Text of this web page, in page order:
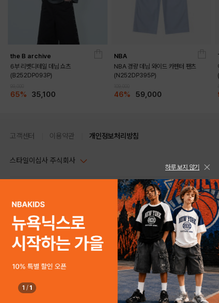
the B archive
6부 리벳디테일 데님 쇼츠
(B252DP093P)
65% 35,100
NBA
NBA 경량 데님 와이드 카펜터 팬츠
(N252DP395P)
46% 59,000
구매하기
고객센터 이용약관 개인정보처리방침
스타일이십사 주식회사
주소 : 서울시 강남구 논현로 633, 6층 (논현동, 한세엠케이빌딩)
사업자등록번호 : 116-81-32499
통신판매업신고번호 : 제 2024-서울강남-04239
개인정보보호책임자 : 배기영
호스팅 서비스 : 스타일이십사㈜
고객센터 1544-5336(평일 09:00~ 18:00 토/일/공휴일 휴무)
스타일24 고객센터 1544-5336
평일 09:00~ 18:00 (토/일/공휴일 휴무)
help Email : help@style24.com
COPYRIGHTⓒ2021 STYLE24 ALL RIGHTS RESERVED.
하루 보지 않기
1 / 1